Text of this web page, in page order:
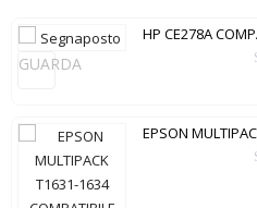
GUARDA
HP CE278A
EPSON